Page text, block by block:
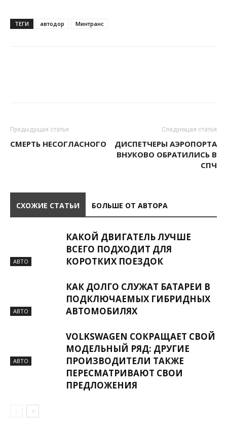
ТЕГИ автодор Минтранс
Предыдущая статья
СМЕРТЬ НЕСОГЛАСНОГО
Следующая статья
ДИСПЕТЧЕРЫ АЭРОПОРТА
ВНУКОВО ОБРАТИЛИСЬ В
СПЧ
СХОЖИЕ СТАТЬИ БОЛЬШЕ ОТ АВТОРА
АВТО
КАКОЙ ДВИГАТЕЛЬ ЛУЧШЕ
ВСЕГО ПОДХОДИТ ДЛЯ
КОРОТКИХ ПОЕЗДОК
АВТО
КАК ДОЛГО СЛУЖАТ БАТАРЕИ В
ПОДКЛЮЧАЕМЫХ ГИБРИДНЫХ
АВТОМОБИЛЯХ
АВТО
VOLKSWAGEN СОКРАЩАЕТ СВОЙ
МОДЕЛЬНЫЙ РЯД: ДРУГИЕ
ПРОИЗВОДИТЕЛИ ТАКЖЕ
ПЕРЕСМАТРИВАЮТ СВОИ
ПРЕДЛОЖЕНИЯ